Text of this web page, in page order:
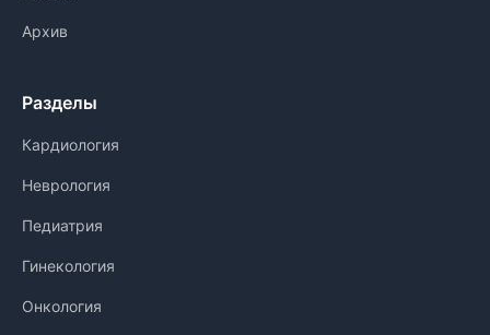
Архив
Разделы
Кардиология
Неврология
Педиатрия
Гинекология
Онкология